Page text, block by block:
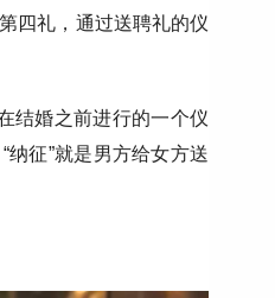
四礼，通过送聘礼的仪
结婚之前进行的一个仪
纳征”就是男方给女方送